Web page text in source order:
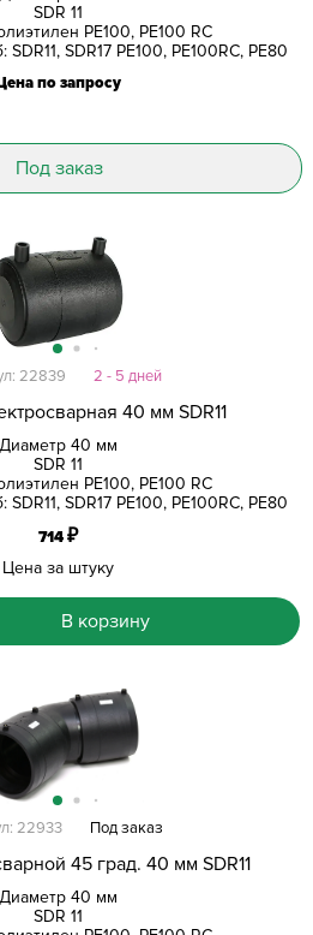
SDR 11
PE100, PE100 RC
SDR17 PE100, PE100RC, PE80
по запросу
Под заказ
40 мм SDR11
Диаметр 40 мм
SDR 11
PE100, PE100 RC
SDR17 PE100, PE100RC, PE80
22839 2 - 5 дней
714₽
Цена за штуку
В корзину
45 град. 40 мм SDR11
Диаметр 40 мм
SDR 11
22933 Под заказ